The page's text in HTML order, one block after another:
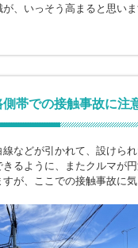
、いっそう高まると思いま
帯での接触事故に注
などが引かれて、設けられ
るように、またクルマが
が、ここでの接触事故に気